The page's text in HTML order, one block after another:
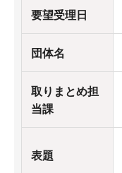
要望受理日
団体名
取りまとめ担
当課
表題